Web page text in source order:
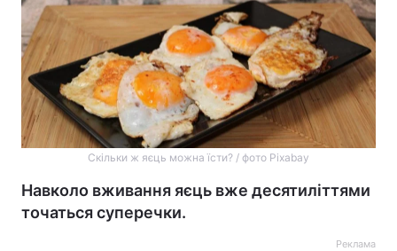
Скільки ж яєць можна їсти? / фото Pixabay
Навколо вживання яєць вже десятиліттями
точаться суперечки.
Реклама